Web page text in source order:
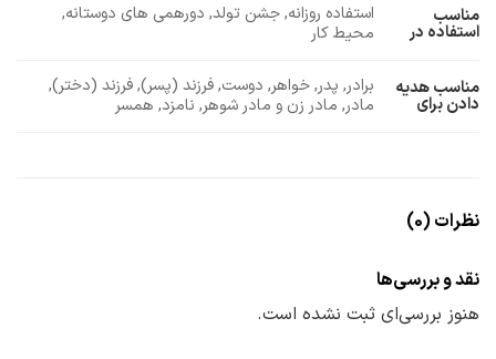
مناسب
استفاده در
استفاده روزانه, جشن تولد, دورهمی های دوستانه,
محیط کار
مناسب هدیه
دادن برای
برادر, پدر, خواهر, دوست, فرزند (پسر), فرزند (دختر),
مادر, مادر زن و مادر شوهر, نامزد, همسر
نظرات (0)
نقد و بررسی‌ها
هنوز بررسی‌ای ثبت نشده است.